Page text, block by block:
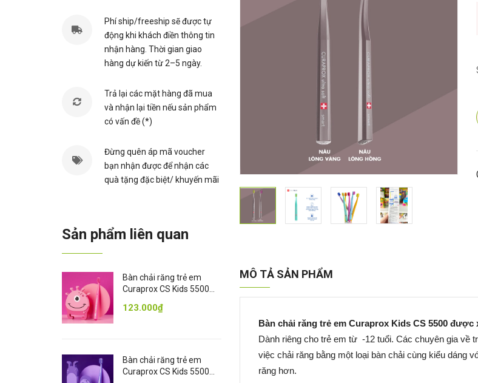
MÔ TẢ SẢN PHẨM
Bàn chải răng trẻ em Curaprox Kids CS 5500 được
Dành riêng cho trẻ em từ -12 tuổi. Các chuyên gia về
việc chải răng bằng một loại bàn chải cùng kiểu dáng
răng hơn.
Phí ship/freeship sẽ được tự
động khi khách điền thông tin
nhận hàng. Thời gian giao
hàng dự kiến từ 2–5 ngày.
Trả lại các mặt hàng đã mua
và nhận lại tiền nếu sản phẩm
có vấn đề (*)
Đừng quên áp mã voucher
bạn nhận được để nhận các
quà tặng đặc biệt/ khuyến mãi
Sản phẩm liên quan
Bàn chải răng trẻ em
Curaprox CS Kids 5500
123.000₫
Bàn chải răng trẻ em
Curaprox CS Kids 5500